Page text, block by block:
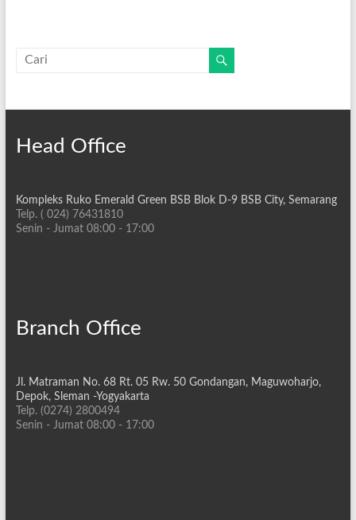
Head Office
Kompleks Ruko Emerald Green BSB Blok D-9 BSB City, Semarang
Telp. ( 024) 76431810
Senin - Jumat 08:00 - 17:00
Branch Office
Jl. Matraman No. 68 Rt. 05 Rw. 50 Gondangan, Maguwoharjo,
Depok, Sleman -Yogyakarta
Telp. (0274) 2800494
Senin - Jumat 08:00 - 17:00